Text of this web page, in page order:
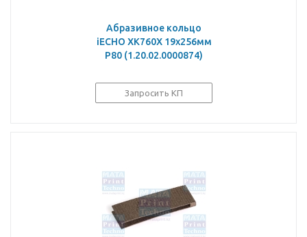
Абразивное кольцо
iECHO XK760X 19x256мм
P80 (1.20.02.0000874)
Запросить КП